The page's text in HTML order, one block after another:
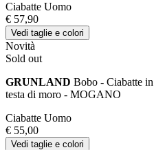
Ciabatte Uomo
€ 57,90
Vedi taglie e colori
Novità
Sold out
GRUNLAND Bobo - Ciabatte
testa di moro - MOGANO
Ciabatte Uomo
€ 55,00
Vedi taglie e colori